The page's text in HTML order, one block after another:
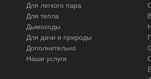
Для легкого пара
Для тепла
Дымоходы
Для дачи и природы
Дополнительно
Наши услуги